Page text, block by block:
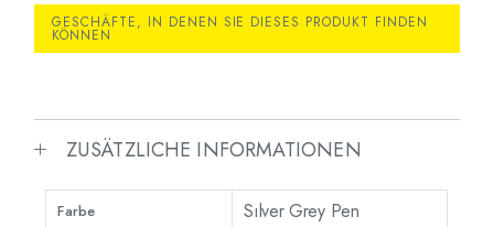
GESCHÄFTE, IN DENEN SIE DIESES PRODUKT FINDEN
KÖNNEN
ZUSÄTZLICHE INFORMATIONEN
Farbe Sılver Grey Pen